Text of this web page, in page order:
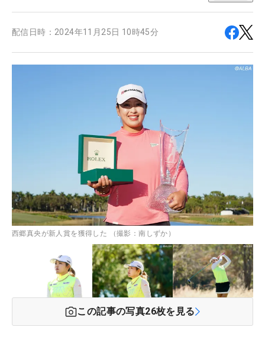
配信日時： 2024年11月25日 10時45分
西郷真央が新人賞を獲得した （撮影：南しずか）
この記事の写真26枚を見る